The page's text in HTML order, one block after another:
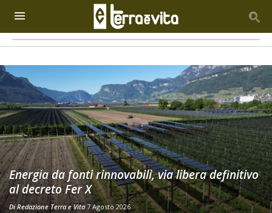
Energia da fonti rinnovabili, via libera definitivo
al decreto Fer X
Di Redazione Terra e Vita 7 Agosto 2026